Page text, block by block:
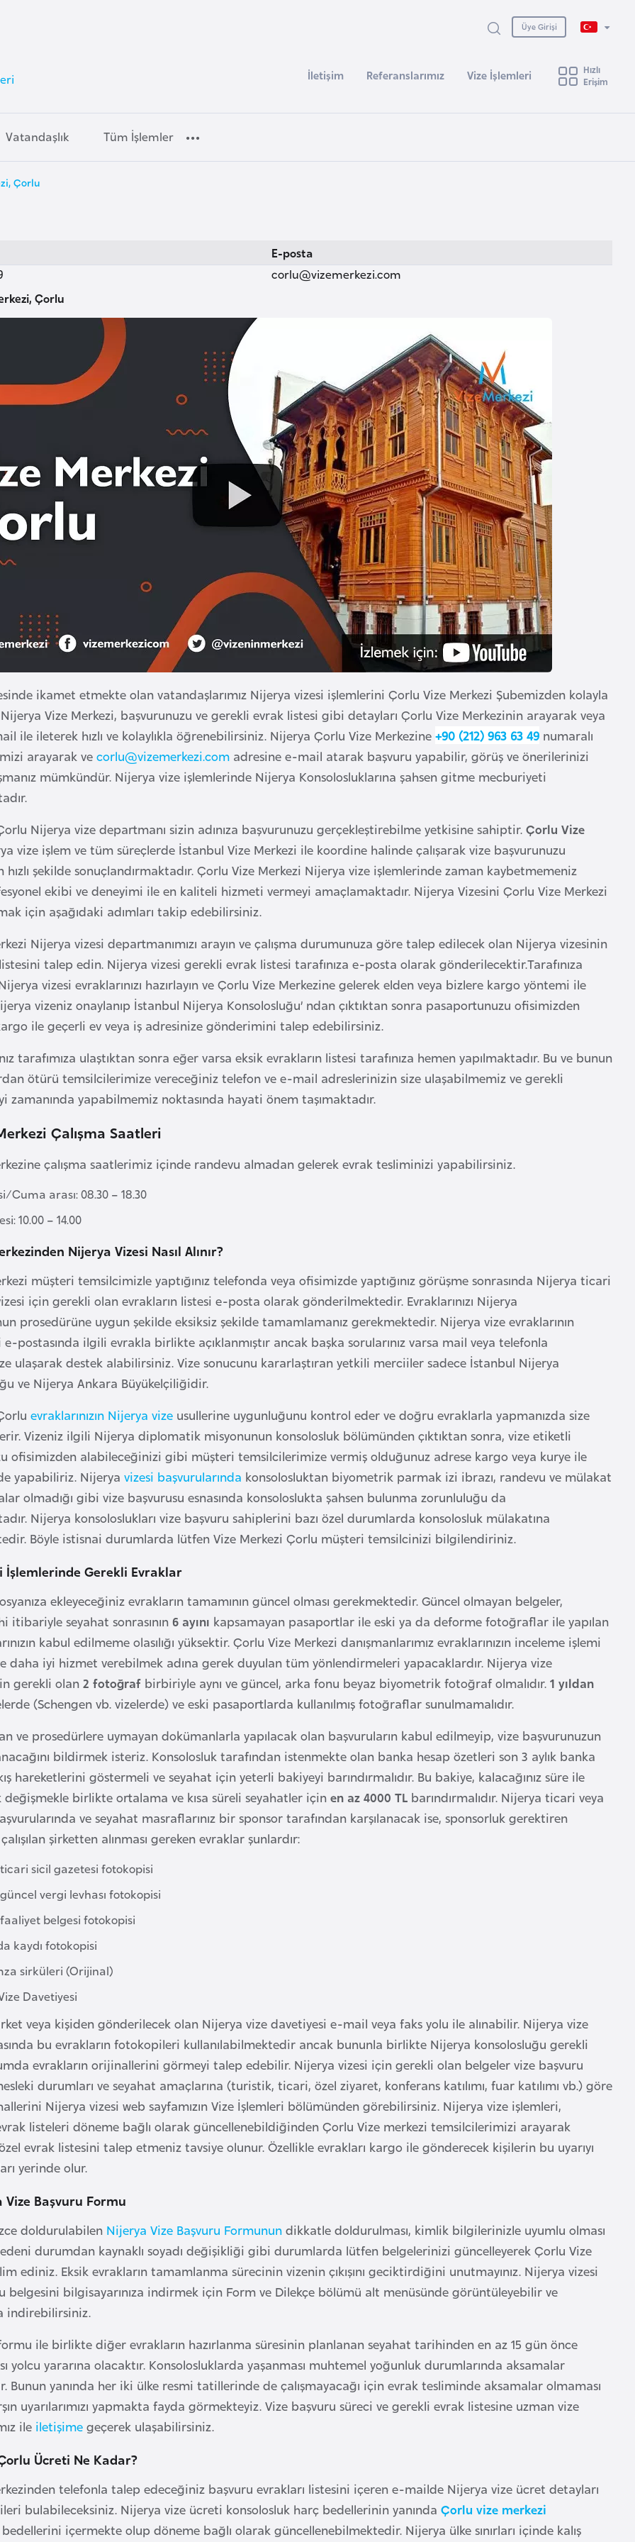
Üye Girişi
İletişim Referanslarımız Vize İşlemleri
Hızlı
Erişim
Vatandaşlık Tüm İşlemler
Çorlu
E-posta
corlu@vizemerkezi.com
Çorlu
ikamet etmekte olan vatandaşlarımız Nijerya vizesi işlemlerini Çorlu Vize Merkezi Şubemizden kolayla
Vize Merkezi, başvurunuzu ve gerekli evrak listesi gibi detayları Çorlu Vize Merkezinin arayarak veya
ile ileterek hızlı ve kolaylıkla öğrenebilirsiniz. Nijerya Çorlu Vize Merkezine +90 (212) 963 63 49 numaralı
arayarak ve corlu@vizemerkezi.com adresine e-mail atarak başvuru yapabilir, görüş ve önerilerinizi
mümkündür. Nijerya vize işlemlerinde Nijerya Konsolosluklarına şahsen gitme mecburiyeti
Nijerya vize departmanı sizin adınıza başvurunuzu gerçekleştirebilme yetkisine sahiptir. Çorlu Vize
vize işlem ve tüm süreçlerde İstanbul Vize Merkezi ile koordine halinde çalışarak vize başvurunuzu
hızlı şekilde sonuçlandırmaktadır. Çorlu Vize Merkezi Nijerya vize işlemlerinde zaman kaybetmemeniz
ekibi ve deneyimi ile en kaliteli hizmeti vermeyi amaçlamaktadır. Nijerya Vizesini Çorlu Vize Merkezi
için aşağıdaki adımları takip edebilirsiniz.
Nijerya vizesi departmanımızı arayın ve çalışma durumunuza göre talep edilecek olan Nijerya vizesinin
talep edin. Nijerya vizesi gerekli evrak listesi tarafınıza e-posta olarak gönderilecektir.Tarafınıza
vizesi evraklarınızı hazırlayın ve Çorlu Vize Merkezine gelerek elden veya bizlere kargo yöntemi ile
vizeniz onaylanıp İstanbul Nijerya Konsolosluğu’ ndan çıktıktan sonra pasaportunuzu ofisimizden
ile geçerli ev veya iş adresinize gönderimini talep edebilirsiniz.
tarafımıza ulaştıktan sonra eğer varsa eksik evrakların listesi tarafınıza hemen yapılmaktadır. Bu ve bunun
ötürü temsilcilerimize vereceğiniz telefon ve e-mail adreslerinizin size ulaşabilmemiz ve gerekli
zamanında yapabilmemiz noktasında hayati önem taşımaktadır.
Çalışma Saatleri
çalışma saatlerimiz içinde randevu almadan gelerek evrak tesliminizi yapabilirsiniz.
Cuma arası: 08.30 – 18.30
10.00 – 14.00
Nijerya Vizesi Nasıl Alınır?
müşteri temsilcimizle yaptığınız telefonda veya ofisimizde yaptığınız görüşme sonrasında Nijerya ticari
için gerekli olan evrakların listesi e-posta olarak gönderilmektedir. Evraklarınızı Nijerya
prosedürüne uygun şekilde eksiksiz şekilde tamamlamanız gerekmektedir. Nijerya vize evraklarının
postasında ilgili evrakla birlikte açıklanmıştır ancak başka sorularınız varsa mail veya telefonla
ulaşarak destek alabilirsiniz. Vize sonucunu kararlaştıran yetkili merciiler sadece İstanbul Nijerya
ve Nijerya Ankara Büyükelçiliğidir.
evraklarınızın Nijerya vize usullerine uygunluğunu kontrol eder ve doğru evraklarla yapmanızda size
Vizeniz ilgili Nijerya diplomatik misyonunun konsolosluk bölümünden çıktıktan sonra, vize etiketli
ofisimizden alabileceğinizi gibi müşteri temsilcilerimize vermiş olduğunuz adrese kargo veya kurye ile
yapabiliriz. Nijerya vizesi başvurularında konsolosluktan biyometrik parmak izi ibrazı, randevu ve mülakat
olmadığı gibi vize başvurusu esnasında konsoloslukta şahsen bulunma zorunluluğu da
Nijerya konsoloslukları vize başvuru sahiplerini bazı özel durumlarda konsolosluk mülakatına
Böyle istisnai durumlarda lütfen Vize Merkezi Çorlu müşteri temsilcinizi bilgilendiriniz.
İşlemlerinde Gerekli Evraklar
ekleyeceğiniz evrakların tamamının güncel olması gerekmektedir. Güncel olmayan belgeler,
itibariyle seyahat sonrasının 6 ayını kapsamayan pasaportlar ile eski ya da deforme fotoğraflar ile yapılan
kabul edilmeme olasılığı yüksektir. Çorlu Vize Merkezi danışmanlarımız evraklarınızın inceleme işlemi
daha iyi hizmet verebilmek adına gerek duyulan tüm yönlendirmeleri yapacaklardır. Nijerya vize
gerekli olan 2 fotoğraf birbiriyle aynı ve güncel, arka fonu beyaz biyometrik fotoğraf olmalıdır. 1 yıldan
(Schengen vb. vizelerde) ve eski pasaportlarda kullanılmış fotoğraflar sunulmamalıdır.
ve prosedürlere uymayan dokümanlarla yapılacak olan başvuruların kabul edilmeyip, vize başvurunuzun
bildirmek isteriz. Konsolosluk tarafından istenmekte olan banka hesap özetleri son 3 aylık banka
hareketlerini göstermeli ve seyahat için yeterli bakiyeyi barındırmalıdır. Bu bakiye, kalacağınız süre ile
değişmekle birlikte ortalama ve kısa süreli seyahatler için en az 4000 TL barındırmalıdır. Nijerya ticari veya
ve seyahat masraflarınız bir sponsor tarafından karşılanacak ise, sponsorluk gerektiren
şirketten alınması gereken evraklar şunlardır:
sicil gazetesi fotokopisi
vergi levhası fotokopisi
belgesi fotokopisi
kaydı fotokopisi
sirküleri (Orijinal)
Davetiyesi
veya kişiden gönderilecek olan Nijerya vize davetiyesi e-mail veya faks yolu ile alınabilir. Nijerya vize
bu evrakların fotokopileri kullanılabilmektedir ancak bununla birlikte Nijerya konsolosluğu gerekli
evrakların orijinallerini görmeyi talep edebilir. Nijerya vizesi için gerekli olan belgeler vize başvuru
durumları ve seyahat amaçlarına (turistik, ticari, özel ziyaret, konferans katılımı, fuar katılımı vb.) göre
Nijerya vizesi web sayfamızın Vize İşlemleri bölümünden görebilirsiniz. Nijerya vize işlemleri,
listeleri döneme bağlı olarak güncellenebildiğinden Çorlu Vize merkezi temsilcilerimizi arayarak
evrak listesini talep etmeniz tavsiye olunur. Özellikle evrakları kargo ile gönderecek kişilerin bu uyarıyı
yerinde olur.
Başvuru Formu
doldurulabilen Nijerya Vize Başvuru Formunun dikkatle doldurulması, kimlik bilgilerinizle uyumlu olması
durumdan kaynaklı soyadı değişikliği gibi durumlarda lütfen belgelerinizi güncelleyerek Çorlu Vize
ediniz. Eksik evrakların tamamlanma sürecinin vizenin çıkışını geciktirdiğini unutmayınız. Nijerya vizesi
belgesini bilgisayarınıza indirmek için Form ve Dilekçe bölümü alt menüsünde görüntüleyebilir ve
indirebilirsiniz.
ile birlikte diğer evrakların hazırlanma süresinin planlanan seyahat tarihinden en az 15 gün önce
yolcu yararına olacaktır. Konsolosluklarda yaşanması muhtemel yoğunluk durumlarında aksamalar
Bunun yanında her iki ülke resmi tatillerinde de çalışmayacağı için evrak tesliminde aksamalar olmaması
uyarılarımızı yapmakta fayda görmekteyiz. Vize başvuru süreci ve gerekli evrak listesine uzman vize
ile iletişime geçerek ulaşabilirsiniz.
Ücreti Ne Kadar?
telefonla talep edeceğiniz başvuru evrakları listesini içeren e-mailde Nijerya vize ücret detayları
bulabileceksiniz. Nijerya vize ücreti konsolosluk harç bedellerinin yanında Çorlu vize merkezi
içermekte olup döneme bağlı olarak güncellenebilmektedir. Nijerya ülke sınırları içinde kalış